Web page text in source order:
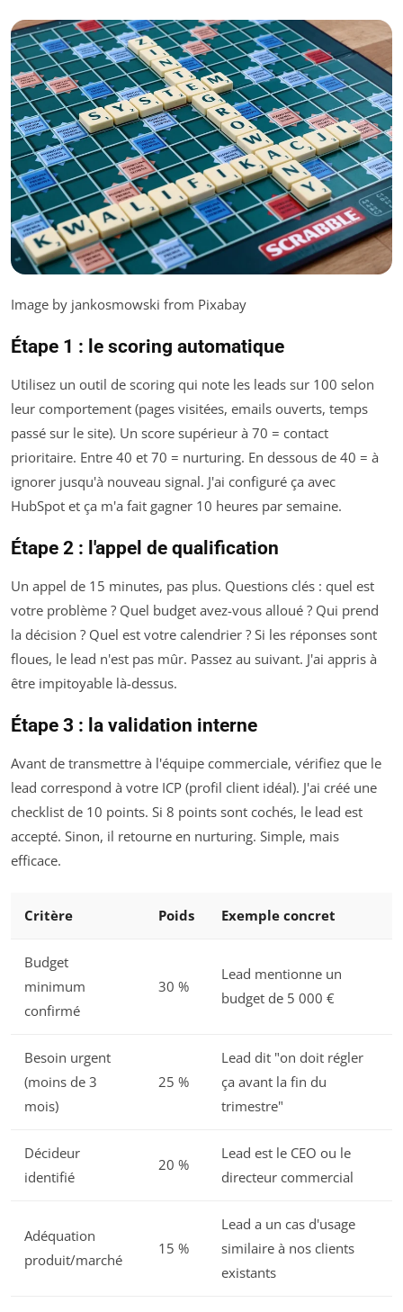
Image by jankosmowski from Pixabay
Étape 1 : le scoring automatique
Utilisez un outil de scoring qui note les leads sur 100 selon
leur comportement (pages visitées, emails ouverts, temps
passé sur le site). Un score supérieur à 70 = contact
prioritaire. Entre 40 et 70 = nurturing. En dessous de 40 = à
ignorer jusqu'à nouveau signal. J'ai configuré ça avec
HubSpot et ça m'a fait gagner 10 heures par semaine.
Étape 2 : l'appel de qualification
Un appel de 15 minutes, pas plus. Questions clés : quel est
votre problème ? Quel budget avez-vous alloué ? Qui prend
la décision ? Quel est votre calendrier ? Si les réponses sont
floues, le lead n'est pas mûr. Passez au suivant. J'ai appris à
être impitoyable là-dessus.
Étape 3 : la validation interne
Avant de transmettre à l'équipe commerciale, vérifiez que le
lead correspond à votre ICP (profil client idéal). J'ai créé une
checklist de 10 points. Si 8 points sont cochés, le lead est
accepté. Sinon, il retourne en nurturing. Simple, mais
efficace.
Critère Poids Exemple concret
Budget
minimum
confirmé
30 %
Lead mentionne un
budget de 5 000 €
Besoin urgent
(moins de 3
mois)
25 %
Lead dit "on doit régler
ça avant la fin du
trimestre"
Décideur
identifié
20 %
Lead est le CEO ou le
directeur commercial
Adéquation
produit/marché
15 %
Lead a un cas d'usage
similaire à nos clients
existants